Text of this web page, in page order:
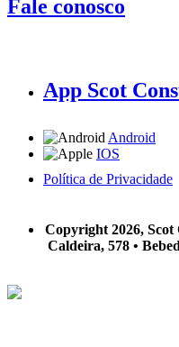
Fale conosco
App Scot
Android
IOS
Política de Privacidade
Copyright 2026,
Caldeira, 578 •